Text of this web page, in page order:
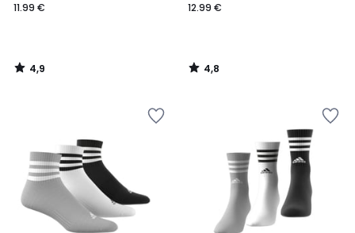
11.99 €
4,9
/
12.99 €
4,8
/